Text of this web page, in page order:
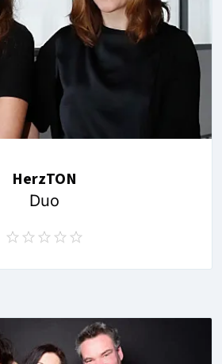
HerzTON
Duo